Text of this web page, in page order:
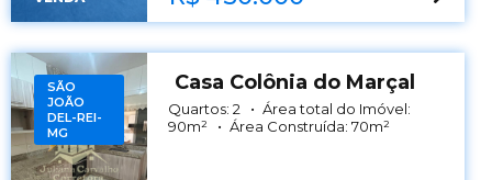
SÃO
JOÃO
DEL-REI-
MG
Casa Colônia do Marçal
Quartos: 2
Área total do Imóvel:
90m² Área Construída: 70m²